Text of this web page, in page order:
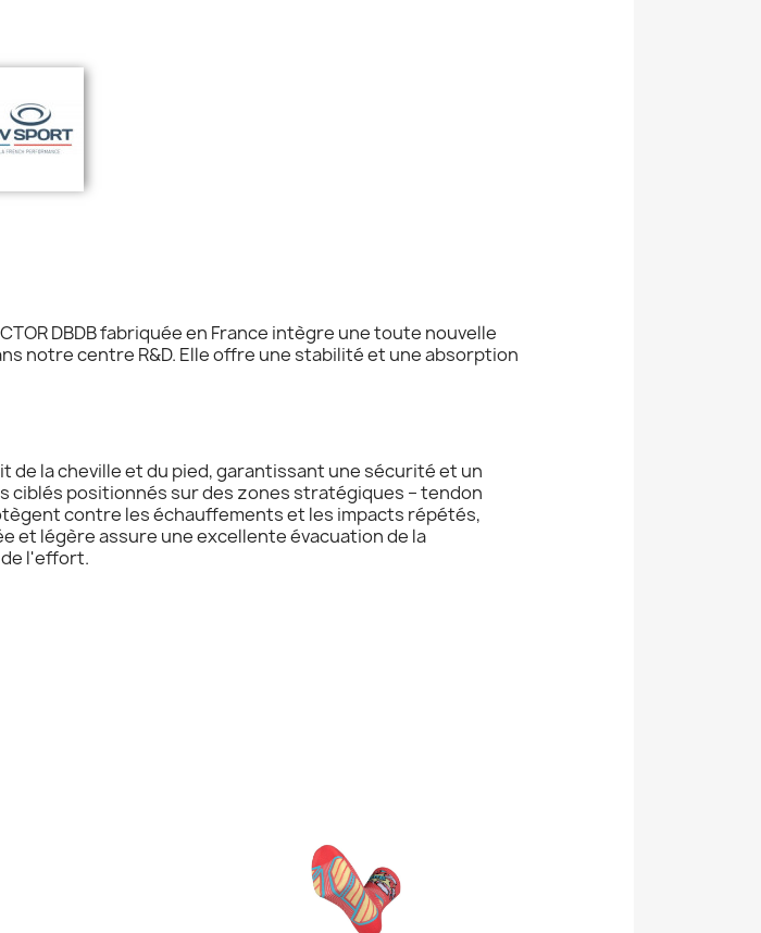
DBDB fabriquée en France intègre une toute nouvelle
notre centre R&D. Elle offre une stabilité et une absorption
de la cheville et du pied, garantissant une sécurité et un
positionnés sur des zones stratégiques – tendon
contre les échauffements et les impacts répétés,
et légère assure une excellente évacuation de la
l'effort.